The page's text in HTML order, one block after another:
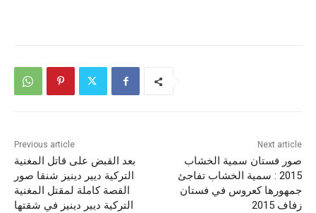
Previous article
بعد القبض على قاتل المغنية
التركية ديير دينيز شنقا صور
القصة كاملة لمقتل المغنية
التركية ديير دينيز في شقتها
Next article
صور فستان سمية الخشاب
2015 : سمية الخشاب تفاجئ
جمهورها كعروس في فستان
زفاف 2015